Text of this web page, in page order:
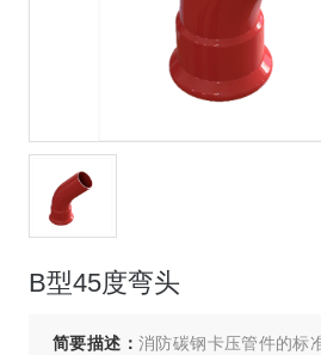
B型45度弯头
简要描述： 消防碳钢卡压管件的标